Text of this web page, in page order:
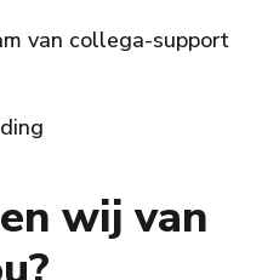
van collega-support
wij van